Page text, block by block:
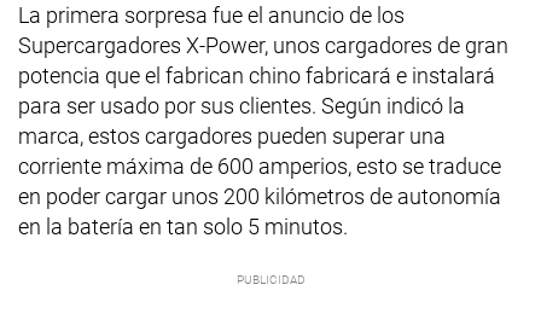
La primera sorpresa fue el anuncio de los
Supercargadores X-Power, unos cargadores de gran
potencia que el fabrican chino fabricará e instalará
para ser usado por sus clientes. Según indicó la
marca, estos cargadores pueden superar una
corriente máxima de 600 amperios, esto se traduce
en poder cargar unos 200 kilómetros de autonomía
en la batería en tan solo 5 minutos.